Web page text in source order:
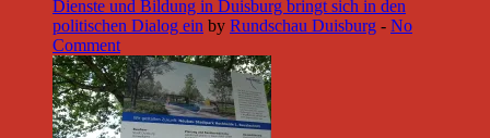
Dienste und Bildung in Duisburg bringt sich in den
politischen Dialog ein by Rundschau Duisburg - No
Comment